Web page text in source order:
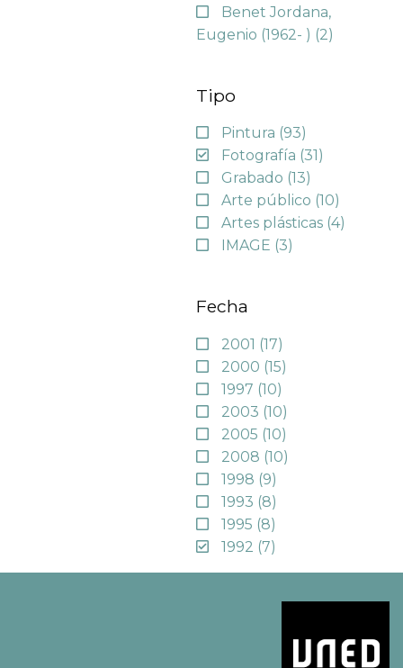
Benet Jordana,
Eugenio (1962- ) (2)
Tipo
Pintura (93)
Fotografía (31)
Grabado (13)
Arte público (10)
Artes plásticas (4)
IMAGE (3)
Fecha
2001 (17)
2000 (15)
1997 (10)
2003 (10)
2005 (10)
2008 (10)
1998 (9)
1993 (8)
1995 (8)
1992 (7)